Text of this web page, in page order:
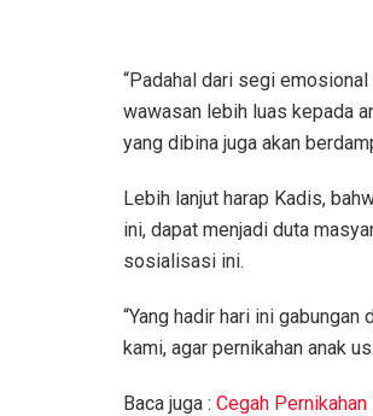
“Padahal dari segi
wawasan lebih luas kepada
yang dibina juga akan
Lebih lanjut harap Kadis,
ini, dapat menjadi duta
sosialisasi ini.
“Yang hadir hari ini
kami, agar pernikahan anak
Baca juga : Cegah